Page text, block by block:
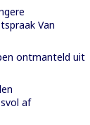
Van
ontmanteld uit
af